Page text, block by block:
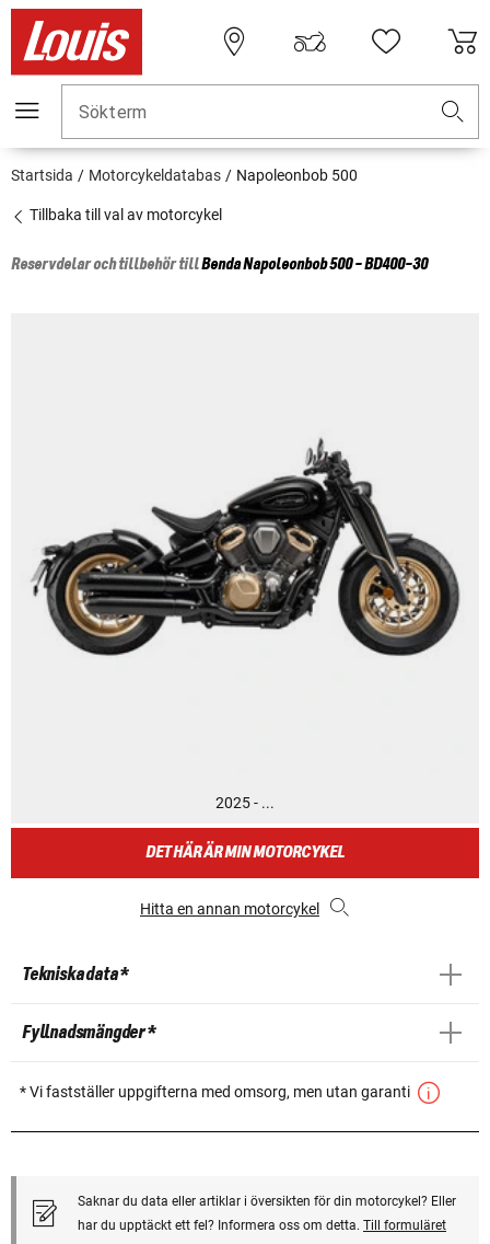
Sökterm
Startsida Motorcykeldatabas Napoleonbob 500
Tillbaka till val av motorcykel
Reservdelar och tillbehör tillBendaNapoleonbob 500 - BD400-30
2025 - ...
DET HÄR ÄR MIN MOTORCYKEL
Hitta en annan motorcykel
Tekniska data *
Fyllnadsmängder *
* Vi fastställer uppgifterna med omsorg, men utan garanti
Saknar du data eller artiklar i översikten för din motorcykel? Eller
har du upptäckt ett fel? Informera oss om detta. Till formuläret